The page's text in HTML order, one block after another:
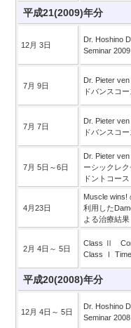
平成21(2009)年分
12月 3日
Dr. Hoshino
Seminar
7月 9日
Dr. Pieter
ドバンスコー
7月 7日
Dr. Pieter
ドバンスコー
7月 5日～6日
Dr. Pieter
ーシックレ
ドントコース
4月23日
Muscle wins!
利用した
よる治療結果
2月 4日～ 5日
Class Ⅱ
Class Ⅰ Time
平成20(2008)年分
12月 4日～ 5日
Dr. Hoshino
Seminar